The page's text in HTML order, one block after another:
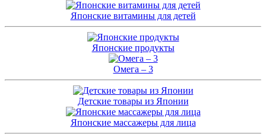
Японские витамины для детей
Японские продукты
Омега – 3
Детские товары из Японии
Японские массажеры для лица